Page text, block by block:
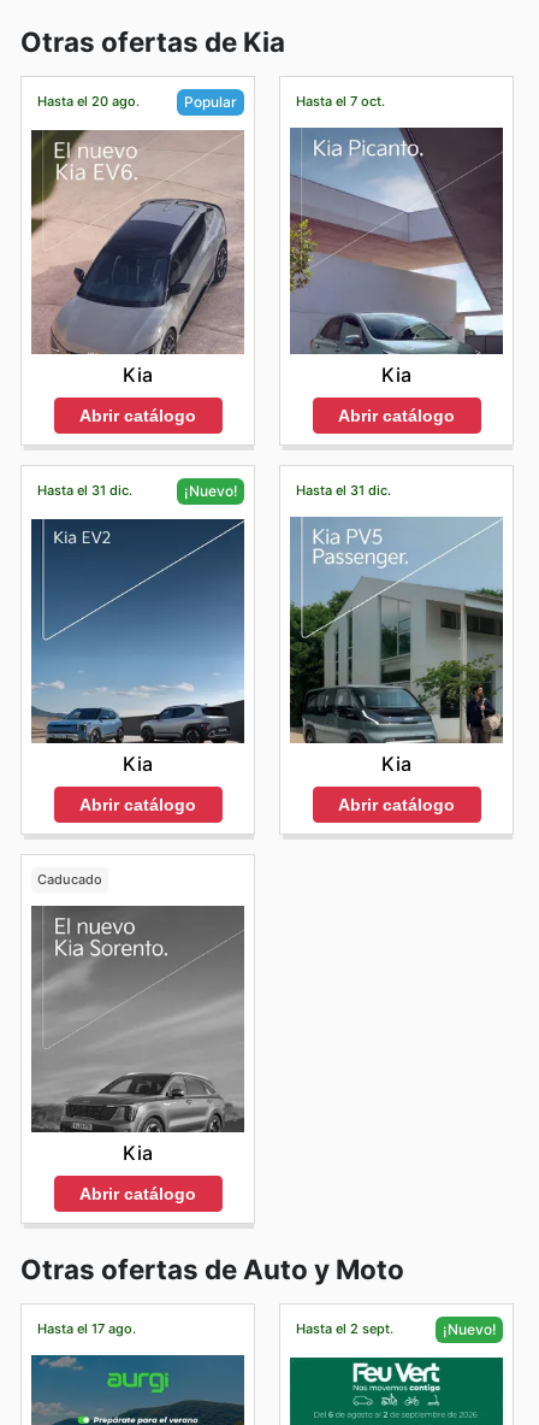
Otras ofertas de Kia
Hasta el 20 ago. Popular
Kia
Abrir catálogo
Hasta el 7 oct.
Kia
Abrir catálogo
Hasta el 31 dic. ¡Nuevo!
Kia
Abrir catálogo
Hasta el 31 dic.
Kia
Abrir catálogo
Caducado
Kia
Abrir catálogo
Otras ofertas de Auto y Moto
Hasta el 17 ago. Hasta el 2 sept. ¡Nuevo!